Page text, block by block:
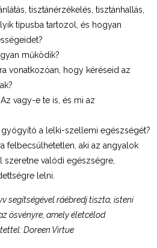
tisztánérzékelés, tisztánhallás,
típusba tartozol, és hogyan
működik?
vonatkozóan, hogy kéréseid az
vagy-e te is, és mi az
a lelki-szellemi egészségét?
felbecsülhetetlen, aki az angyalok
szeretne valódi egészségre,
lelni.
segítségével ráébredj tiszta, isteni
ösvényre, amely életcélod
Doreen Virtue